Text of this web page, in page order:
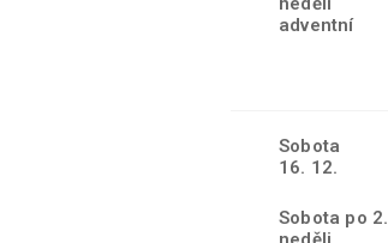
adventní
Sobota
16. 12.
Sobota po 2.